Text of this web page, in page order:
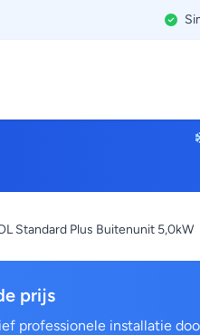
Standard Plus Buitenunit 5,0kW
prijs
professionele installatie